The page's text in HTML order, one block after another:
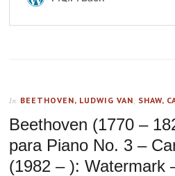
In BEETHOVEN, LUDWIG VAN SHAW,
Beethoven (1770 –
para Piano No. 3 –
(1982 – ): Watermark